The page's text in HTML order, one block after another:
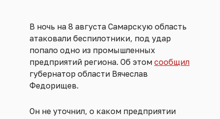
В ночь на 8 августа Самарскую область
атаковали беспилотники, под удар
попало одно из промышленных
предприятий региона. Об этом сообщил
губернатор области Вячеслав
Федорищев.
Он не уточнил, о каком предприятии